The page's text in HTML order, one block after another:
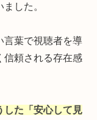
した。
言葉で視聴者を導
信頼される存在感
した「安心して見